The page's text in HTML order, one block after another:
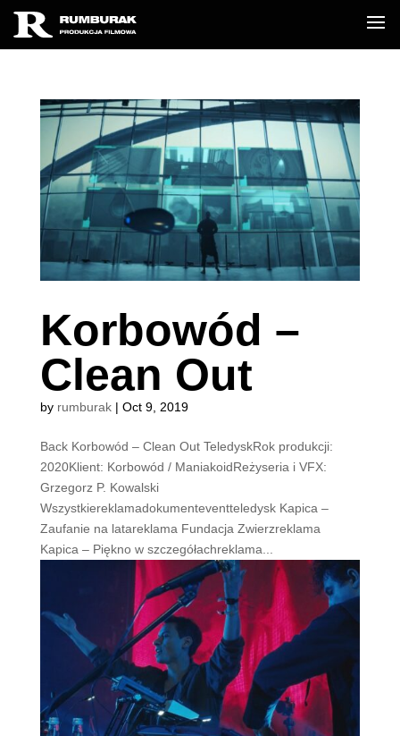
Korbowód –
Clean Out
by rumburak| Oct 9, 2019
Back Korbowód – Clean Out TeledyskRok produkcji:
2020Klient: Korbowód / ManiakoidReżyseria i VFX:
Grzegorz P. Kowalski
Wszystkiereklamadokumenteventteledysk Kapica –
Zaufanie na latareklama Fundacja Zwierzreklama
Kapica – Piękno w szczegółachreklama...